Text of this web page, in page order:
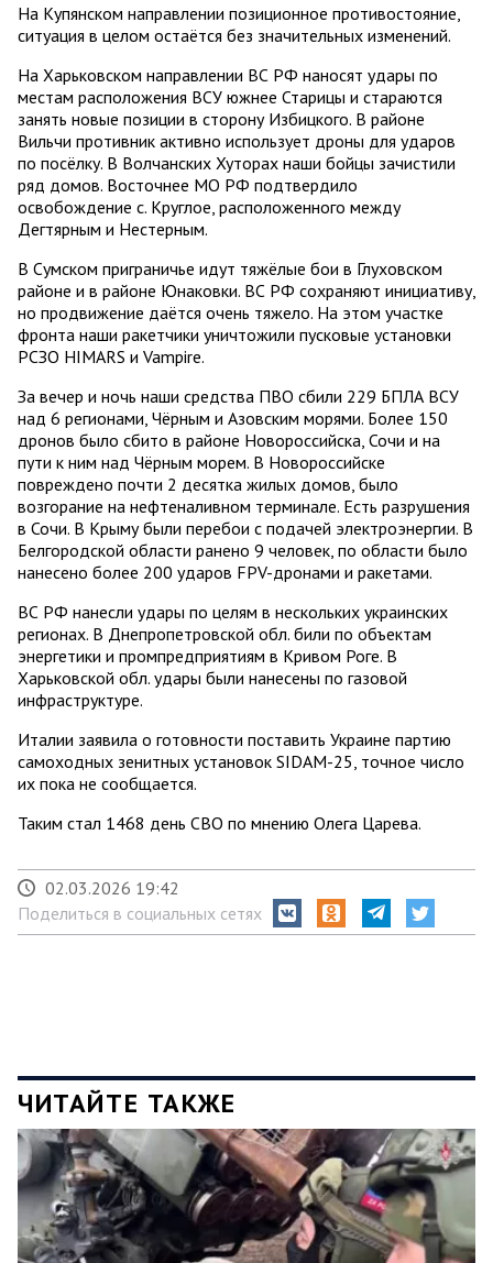
На Купянском направлении позиционное противостояние,
ситуация в целом остаётся без значительных изменений.
На Харьковском направлении ВС РФ наносят удары по
местам расположения ВСУ южнее Старицы и стараются
занять новые позиции в сторону Избицкого. В районе
Вильчи противник активно использует дроны для ударов
по посёлку. В Волчанских Хуторах наши бойцы зачистили
ряд домов. Восточнее МО РФ подтвердило
освобождение с. Круглое, расположенного между
Дегтярным и Нестерным.
В Сумском приграничье идут тяжёлые бои в Глуховском
районе и в районе Юнаковки. ВС РФ сохраняют инициативу,
но продвижение даётся очень тяжело. На этом участке
фронта наши ракетчики уничтожили пусковые установки
РСЗО HIMARS и Vampire.
За вечер и ночь наши средства ПВО сбили 229 БПЛА ВСУ
над 6 регионами, Чёрным и Азовским морями. Более 150
дронов было сбито в районе Новороссийска, Сочи и на
пути к ним над Чёрным морем. В Новороссийске
повреждено почти 2 десятка жилых домов, было
возгорание на нефтеналивном терминале. Есть разрушения
в Сочи. В Крыму были перебои с подачей электроэнергии. В
Белгородской области ранено 9 человек, по области было
нанесено более 200 ударов FPV-дронами и ракетами.
ВС РФ нанесли удары по целям в нескольких украинских
регионах. В Днепропетровской обл. били по объектам
энергетики и промпредприятиям в Кривом Роге. В
Харьковской обл. удары были нанесены по газовой
инфраструктуре.
Италии заявила о готовности поставить Украине партию
самоходных зенитных установок SIDAM-25, точное число
их пока не сообщается.
Таким стал 1468 день СВО по мнению Олега Царева.
02.03.2026 19:42
Поделиться в социальных сетях
ЧИТАЙТЕ ТАКЖЕ